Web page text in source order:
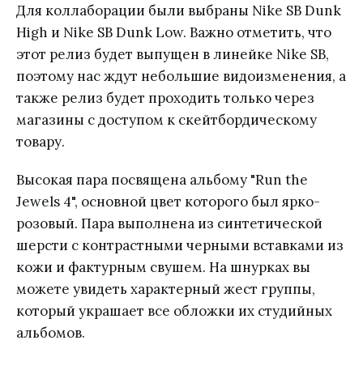
Для коллаборации были выбраны Nike SB Dunk
High и Nike SB Dunk Low. Важно отметить, что
этот релиз будет выпущен в линейке Nike SB,
поэтому нас ждут небольшие видоизменения, а
также релиз будет проходить только через
магазины с доступом к скейтбордическому
товару.
Высокая пара посвящена альбому "Run the
Jewels 4", основной цвет которого был ярко-
розовый. Пара выполнена из синтетической
шерсти с контрастными черными вставками из
кожи и фактурным свушем. На шнурках вы
можете увидеть характерный жест группы,
который украшает все обложки их студийных
альбомов.